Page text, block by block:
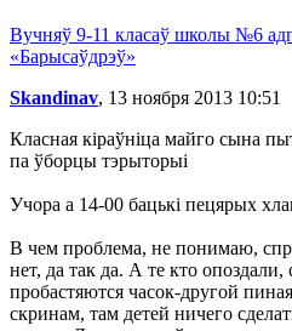
Вучняў 9-11 класаў школы №6
«Барысаўдрэў»
Skandinav, 13 ноября 2013 10:51
Класная кіраўніца майго сына
па ўборцы тэрыторыі
Учора а 14-00 бацькі пецярых
В чем проблема, не понимаю,
нет, да так да. А те кто опоздали,
пробастяются часок-другой
скринам, там детей ничего